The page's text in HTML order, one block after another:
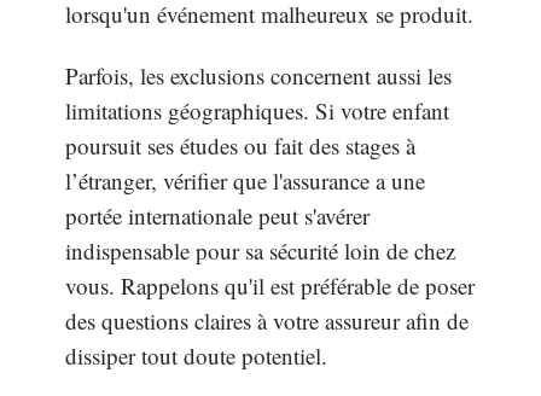
lorsqu'un événement malheureux se produit.
Parfois, les exclusions concernent aussi les
limitations géographiques. Si votre enfant
poursuit ses études ou fait des stages à
l’étranger, vérifier que l'assurance a une
portée internationale peut s'avérer
indispensable pour sa sécurité loin de chez
vous. Rappelons qu'il est préférable de poser
des questions claires à votre assureur afin de
dissiper tout doute potentiel.